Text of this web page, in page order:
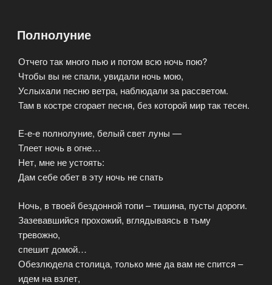
ОПУБЛИКОВАНО
Полнолуние
Отчего так много пью и потом всю ночь пою?
Чтобы вы не спали, увидали ночь мою,
Услыхали песню ветра, наблюдали за рассветом.
Там в костре сгорает песня, без которой мир так тесен.
Е-е-е полнолуние, белый свет луны —
Тлеет ночь в огне…
Нет, мне не устоять:
Дам себе обет в эту ночь не спать
Ночь, в твоей бездонной топи – тишина, пусты дороги.
Зазевавшийся прохожий, вглядываясь в тьму
тревожно,
спешит домой…
Обезлюдела столица, только мне да вам не спится –
идем на взлет,